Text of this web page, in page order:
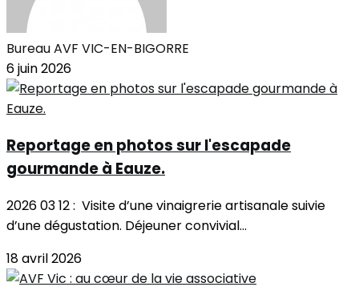
Bureau AVF VIC-EN-BIGORRE
6 juin 2026
Reportage en photos sur l'escapade
gourmande à Eauze.
2026 03 12 : Visite d’une vinaigrerie artisanale suivie
d’une dégustation. Déjeuner convivial...
18 avril 2026